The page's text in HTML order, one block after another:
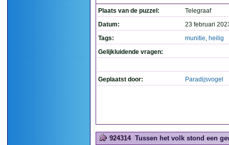
Plaats van de puzzel:
Telegraaf
Datum:
23 februari
Tags:
munitie, heilig
Gelijkluidende vragen:
Geplaatst door: Paradijsvogel
924314 Tussen het volk stond een